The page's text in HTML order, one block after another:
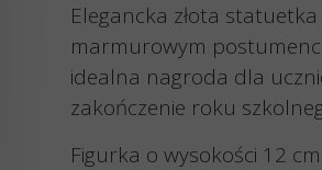
Elegancka złota statuetka
marmurowym
idealna nagroda dla
zakończenie roku
Figurka o wysokości 12